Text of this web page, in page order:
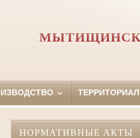
НОРМАТИВНЫЕ АКТЫ